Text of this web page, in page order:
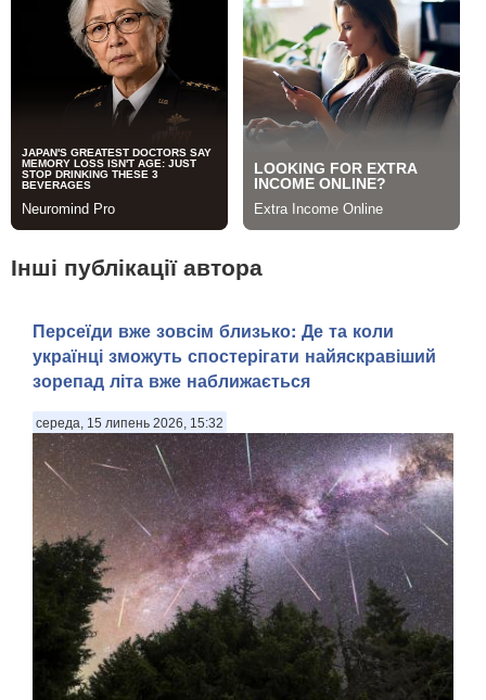
Інші публікації автора
Персеїди вже зовсім близько: Де та коли
українці зможуть спостерігати найяскравіший
зорепад літа вже наближається
середа, 15 липень 2026, 15:32